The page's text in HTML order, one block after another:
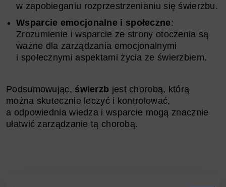
w zapobieganiu rozprzestrzenianiu się świerzbu.
Wsparcie emocjonalne i społeczne:
Zrozumienie i wsparcie ze strony otoczenia są
ważne dla zarządzania emocjonalnymi
i społecznymi aspektami życia ze świerzbiem.
Podsumowując, świerzb jest chorobą, którą
można skutecznie leczyć i kontrolować,
a odpowiednia wiedza i wsparcie mogą znacznie
ułatwić zarządzanie tą chorobą.